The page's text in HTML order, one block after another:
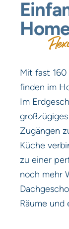
Mit fast 160
finden im
Im
Zugängen
Küche
zu einer
noch mehr
Räume und